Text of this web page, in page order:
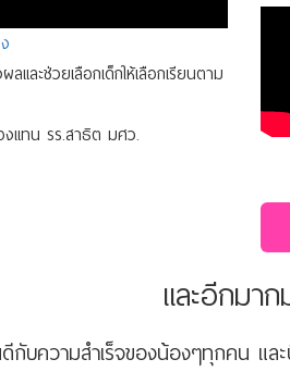
ละช่วยเลือกเด็กให้เลือกเรียนตาม
ทน รร.สาธิต มศว.
และอีกมา
กับความสำเร็จของน้องๆทุกคน แล